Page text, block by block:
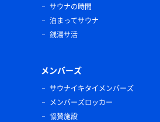
サウナの時間
泊まってサウナ
銭湯サ活
メンバーズ
サウナイキタイメンバーズ
メンバーズロッカー
協賛施設